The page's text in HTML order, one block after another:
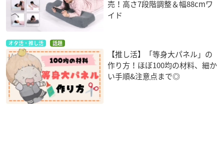
売！高さ7段階調整＆幅88cmワ
イド
オタ活・推し活 話題
【推し活】「等身大パネル」の
作り方！ほぼ100均の材料、細か
い手順&注意点まで◎